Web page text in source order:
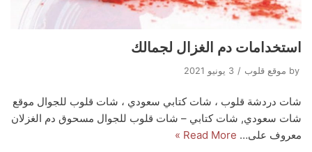
استخدامات دم الغزال لجمالك
by موقع قلوب 3 يونيو 2021
شات دردشة قلوب ، شات كتابي سعودي ، شات قلوب للجوال موقع
شات سعودي, شات كتابي – شات قلوب للجوال مسحوق دم الغزلان
معروف على… Read More »